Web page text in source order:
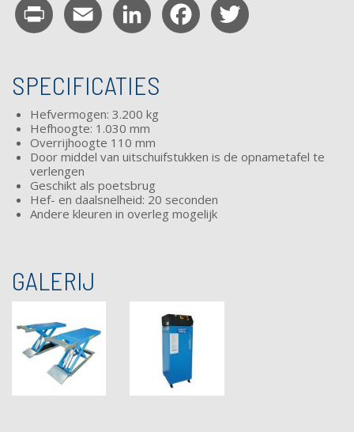
Print Email LinkedInFacebook
SPECIFICATIES
Hefvermogen: 3.200 kg
Hefhoogte: 1.030 mm
Overrijhoogte 110 mm
Door middel van uitschuifstukken is de opnametafel te
verlengen
Geschikt als poetsbrug
Hef- en daalsnelheid: 20 seconden
Andere kleuren in overleg mogelijk
GALERIJ